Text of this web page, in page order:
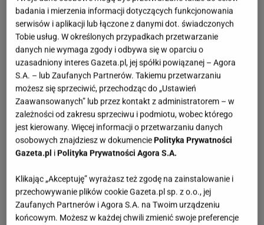
badania i mierzenia informacji dotyczących funkcjonowania
serwisów i aplikacji lub łączone z danymi dot. świadczonych
Tobie usług. W określonych przypadkach przetwarzanie
danych nie wymaga zgody i odbywa się w oparciu o
uzasadniony interes Gazeta.pl, jej spółki powiązanej – Agora
S.A. – lub Zaufanych Partnerów. Takiemu przetwarzaniu
możesz się sprzeciwić, przechodząc do „Ustawień
Zaawansowanych” lub przez kontakt z administratorem – w
zależności od zakresu sprzeciwu i podmiotu, wobec którego
jest kierowany. Więcej informacji o przetwarzaniu danych
osobowych znajdziesz w dokumenciePolityka Prywatności
Gazeta.pl iPolityka Prywatności Agora S.A.
Klikając „Akceptuję” wyrażasz też zgodę na zainstalowanie i
przechowywanie plików cookie Gazeta.pl sp. z o.o., jej
Zaufanych Partnerów i Agora S.A. na Twoim urządzeniu
końcowym. Możesz w każdej chwili zmienić swoje preferencje